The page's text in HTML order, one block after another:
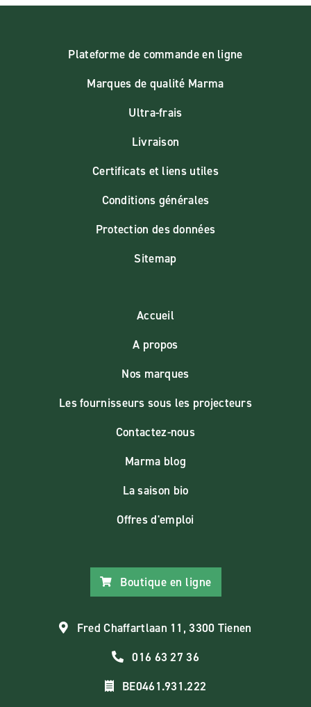
Plateforme de commande en ligne
Marques de qualité Marma
Ultra-frais
Livraison
Certificats et liens utiles
Conditions générales
Protection des données
Sitemap
Accueil
A propos
Nos marques
Les fournisseurs sous les projecteurs
Contactez-nous
Marma blog
La saison bio
Offres d'emploi
Boutique en ligne
Fred Chaffartlaan 11, 3300 Tienen
016 63 27 36
BE0461.931.222